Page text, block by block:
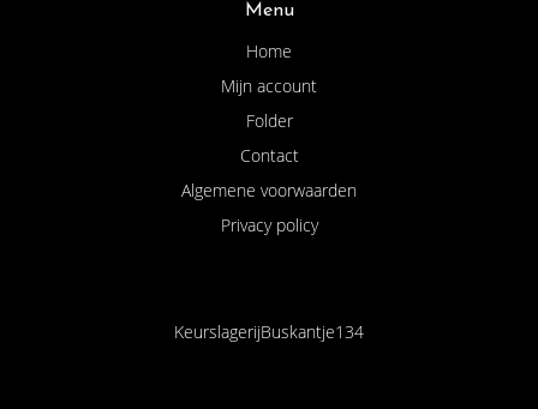
Menu
Home
Mijn account
Folder
Contact
Algemene voorwaarden
Privacy policy
KeurslagerijBuskantje134